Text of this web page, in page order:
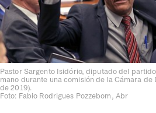
Pastor Sargento Isidório, diputado del
mano durante una comisión de la Cámara
de 2019).
Foto: Fabio Rodrigues Pozzebom, Abr